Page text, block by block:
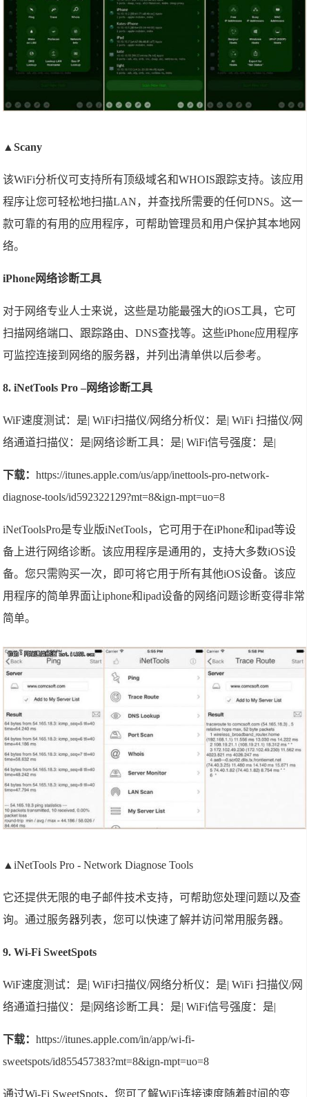
▲Scany
该WiFi分析仪可支持所有顶级域名和WHOIS跟踪支持。该应用
程序让您可轻松地扫描LAN，并查找所需要的任何DNS。这一
款可靠的有用的应用程序，可帮助管理员和用户保护其本地网
络。
iPhone网络诊断工具
对于网络专业人士来说，这些是功能最强大的iOS工具，它可
扫描网络端口、跟踪路由、DNS查找等。这些iPhone应用程序
可监控连接到网络的服务器，并列出清单供以后参考。
8. iNetTools Pro –网络诊断工具
WiF速度测试：是| WiFi扫描仪/网络分析仪：是| WiFi 扫描仪/网
络通道扫描仪：是|网络诊断工具：是| WiFi信号强度：是|
下载：https://itunes.apple.com/us/app/inettools-pro-network-
diagnose-tools/id592322129?mt=8&ign-mpt=uo=8
iNetToolsPro是专业版iNetTools，它可用于在iPhone和ipad等设
备上进行网络诊断。该应用程序是通用的，支持大多数iOS设
备。您只需购买一次，即可将它用于所有其他iOS设备。该应
用程序的简单界面让iphone和ipad设备的网络问题诊断变得非常
简单。
▲iNetTools Pro - Network Diagnose Tools
它还提供无限的电子邮件技术支持，可帮助您处理问题以及查
询。通过服务器列表，您可以快速了解并访问常用服务器。
9. Wi-Fi SweetSpots
WiF速度测试：是| WiFi扫描仪/网络分析仪：是| WiFi 扫描仪/网
络通道扫描仪：是|网络诊断工具：是| WiFi信号强度：是|
下载：https://itunes.apple.com/in/app/wi-fi-
sweetspots/id855457383?mt=8&ign-mpt=uo=8
通过Wi-Fi SweetSpots，您可了解WiFi连接速度随着时间的变